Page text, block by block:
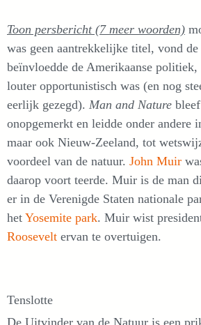
Toon persbericht (7 meer woorden)
was geen aantrekkelijke titel, vond
beïnvloedde de Amerikaanse politiek,
louter opportunistisch was (en nog
eerlijk gezegd). Man and Nature
onopgemerkt en leidde onder andere
maar ook Nieuw-Zeeland, tot
voordeel van de natuur. John Muir
daarop voort teerde. Muir is de man
er in de Verenigde Staten nationale
het Yosemite park. Muir wist
Roosevelt ervan te overtuigen.
Tenslotte